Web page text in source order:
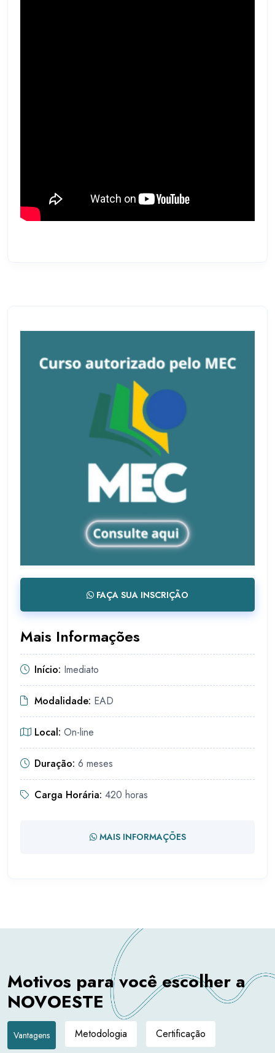
FAÇA SUA INSCRIÇÃO
Mais Informações
Início: Imediato
Modalidade: EAD
Local: On-line
Duração: 6 meses
Carga Horária: 420 horas
MAIS INFORMAÇÕES
Motivos para você escolher a
NOVOESTE
Vantagens Metodologia Certificação